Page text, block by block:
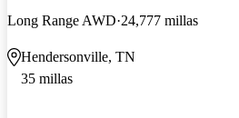
Long Range AWD 24,777 millas
Hendersonville, TN
35 millas